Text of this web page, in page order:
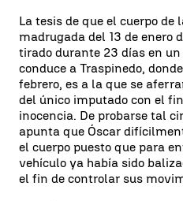
La tesis de que el cuerpo
madrugada del 13 de enero
tirado durante 23 días en
conduce a Traspinedo,
febrero, es a la que se
del único imputado con el
inocencia. De probarse tal
apunta que Óscar
el cuerpo puesto que para
vehículo ya había sido
el fin de controlar sus